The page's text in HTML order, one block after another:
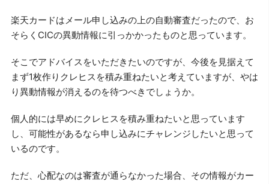
楽天カードはメール申し込みの上の自動審査だったので、お
そらくCICの異動情報に引っかかったものと思っています。
そこでアドバイスをいただきたいのですが、今後を見据えて
まず1枚作りクレヒスを積み重ねたいと考えていますが、やは
り異動情報が消えるのを待つべきでしょうか。
個人的には早めにクレヒスを積み重ねたいと思っています
し、可能性があるなら申し込みにチャレンジしたいと思って
いるのです。
ただ、心配なのは審査が通らなかった場合、その情報がカー